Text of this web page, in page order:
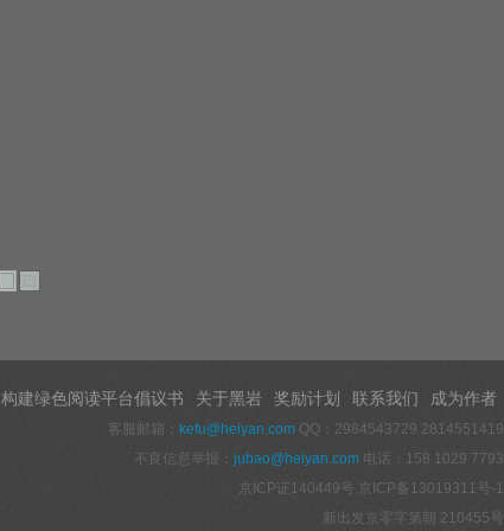
构建绿色阅读平台倡议书 关于黑岩 奖励计划 联系我们 成为作者
客服邮箱： kefu@heiyan.com QQ：2984543729 2814551419
不良信息举报： jubao@heiyan.com 电话：158 1029 7793
京ICP证140449号 京ICP备13019311号-1
新出发京零字第朝 210455号